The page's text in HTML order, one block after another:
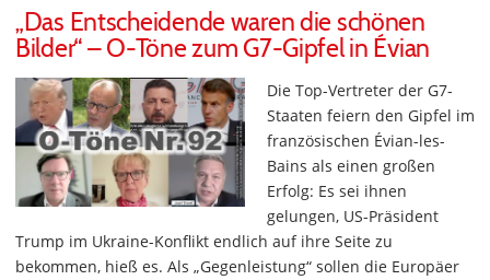
„Das Entscheidende waren die schönen
Bilder“ – O-Töne zum G7-Gipfel in Évian
Die Top-Vertreter der G7-
Staaten feiern den Gipfel im
französischen Évian-les-
Bains als einen großen
Erfolg: Es sei ihnen
gelungen, US-Präsident
Trump im Ukraine-Konflikt endlich auf ihre Seite zu
bekommen, hieß es. Als „Gegenleistung“ sollen die Europäer